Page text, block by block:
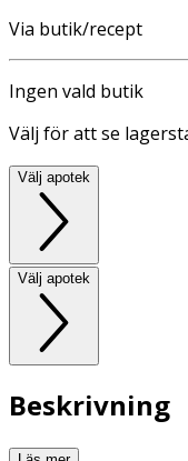
Via butik/recept
Ingen vald butik
Välj för att se
Välj apotek
Välj apotek
Beskrivning